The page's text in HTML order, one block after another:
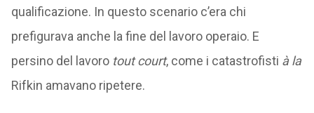
qualificazione. In questo scenario c’era chi
prefigurava anche la fine del lavoro operaio. E
persino del lavoro tout court, come i catastrofisti à la
Rifkin amavano ripetere.